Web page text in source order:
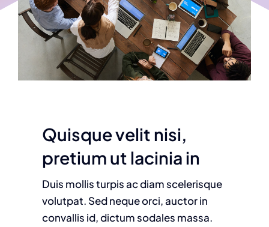
Quisque velit nisi,
pretium ut lacinia in
Duis mollis turpis ac diam scelerisque
volutpat. Sed neque orci, auctor in
convallis id, dictum sodales massa.